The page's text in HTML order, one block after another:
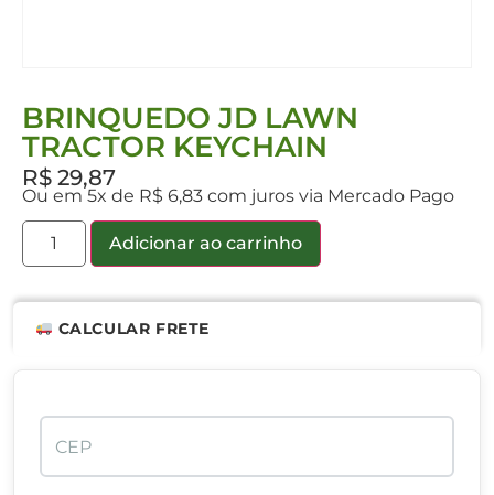
BRINQUEDO JD LAWN
TRACTOR KEYCHAIN
R$ 29,87
Ou em 5x de R$ 6,83 com juros via Mercado Pago
Adicionar ao carrinho
CALCULAR FRETE